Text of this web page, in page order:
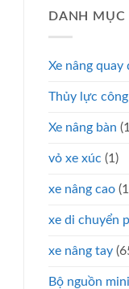
DANH MỤC
Xe nâng quay
Thủy lực
Xe nâng bàn
vỏ xe xúc (1)
xe nâng cao
xe di chuyển
xe nâng tay
Bộ nguồn